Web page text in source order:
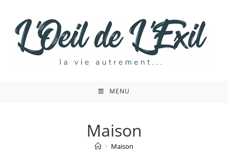
content
MENU
Maison
> Maison